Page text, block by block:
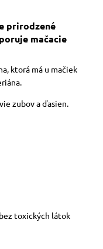
prirodzené
mačacie
ktorá má u mačiek
zubov a ďasien.
toxických látok